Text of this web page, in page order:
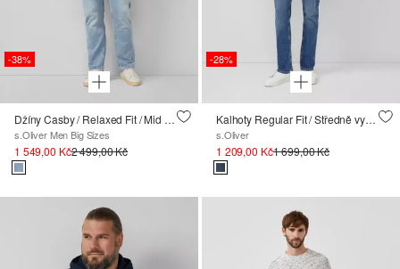
-38%
Džíny Casby / Relaxed Fit / Mid Rise / Straight Leg
s.Oliver Men Big Sizes
1 549,00 Kč2 499,00 Kč
-28%
Kalhoty Regular Fit / Středně vysoký pas / Tapered Leg
s.Oliver
1 209,00 Kč1 699,00 Kč